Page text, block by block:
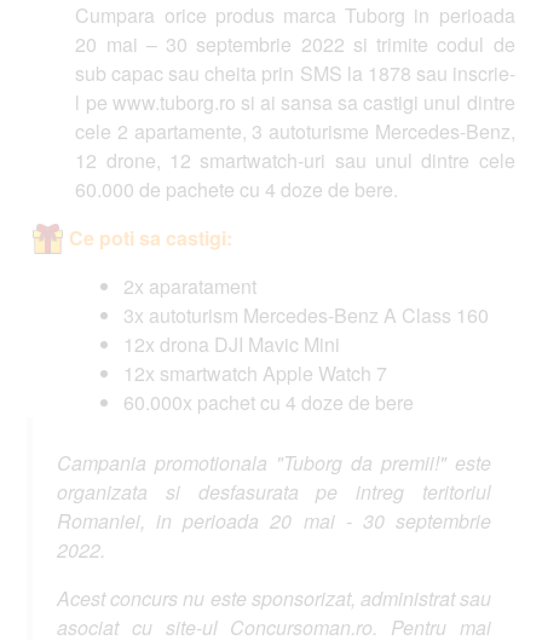
Cumpara orice produs marca Tuborg in perioada
20 mai – 30 septembrie 2022 si trimite codul de
sub capac sau cheita prin SMS la 1878 sau inscrie-
l pe www.tuborg.ro si ai sansa sa castigi unul dintre
cele 2 apartamente, 3 autoturisme Mercedes-Benz,
12 drone, 12 smartwatch-uri sau unul dintre cele
60.000 de pachete cu 4 doze de bere.
Ce poti sa castigi:
2x aparatament
3x autoturism Mercedes-Benz A Class 160
12x drona DJI Mavic Mini
12x smartwatch Apple Watch 7
60.000x pachet cu 4 doze de bere
Campania promotionala "Tuborg da premii!" este
organizata si desfasurata pe intreg teritoriul
Romaniei, in perioada 20 mai - 30 septembrie
2022.
Acest concurs nu este sponsorizat, administrat sau
asociat cu site-ul Concursoman.ro. Pentru mai